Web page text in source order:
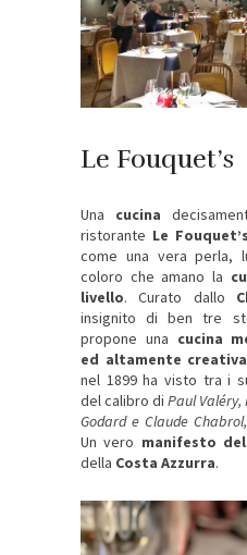
Le Fouquet’s
Una cucina
ristorante Le
come una vera perla,
coloro che amano la
livello. Curato dallo
insignito di ben tre
propone una cucina
ed altamente creativa
nel 1899 ha visto tra i
del calibro di Paul Valéry,
Godard e Claude Chabrol,
Un vero manifesto
della Costa Azzurra.